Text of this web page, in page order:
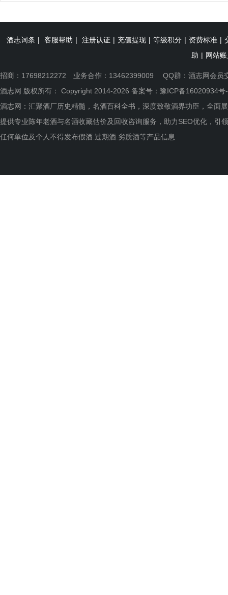
酒志词条 | 客服帮助 | 注册认证 | 充值提现 | 等级积分 | 资费标准 |
助 | 网站
招商：17698212272 业务合作：13462399009 QQ群： 酒志网会员
酒志网 版权所有： Copyright 2014-2026 备案号： 豫ICP备16020934号
酒志网：汇聚酒厂历史精髓，名酒百科全书，深度致敬酒界功臣，全面
提供专业陈年老酒与名酒收藏估价及回收咨询服务，助力SEO优化，引
任何单位及个人不得发布假酒.过期酒.劣质酒等产品信息